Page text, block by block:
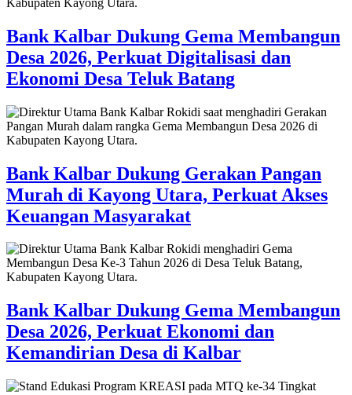
Bank Kalbar Dukung Gema Membangun
Desa 2026, Perkuat Digitalisasi dan
Ekonomi Desa Teluk Batang
Bank Kalbar Dukung Gerakan Pangan
Murah di Kayong Utara, Perkuat Akses
Keuangan Masyarakat
Bank Kalbar Dukung Gema Membangun
Desa 2026, Perkuat Ekonomi dan
Kemandirian Desa di Kalbar